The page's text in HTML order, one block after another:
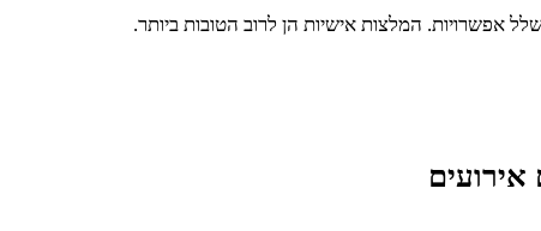
אפשרויות. המלצות אישיות הן לרוב הטובות ביותר.